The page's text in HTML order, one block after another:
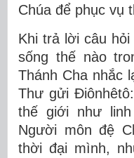
Chúa để phục vụ
Khi trả lời câu
sống thế nào
Thánh Cha nhắc
Thư gửi
thế giới như
Người môn đệ
thời đại mình,